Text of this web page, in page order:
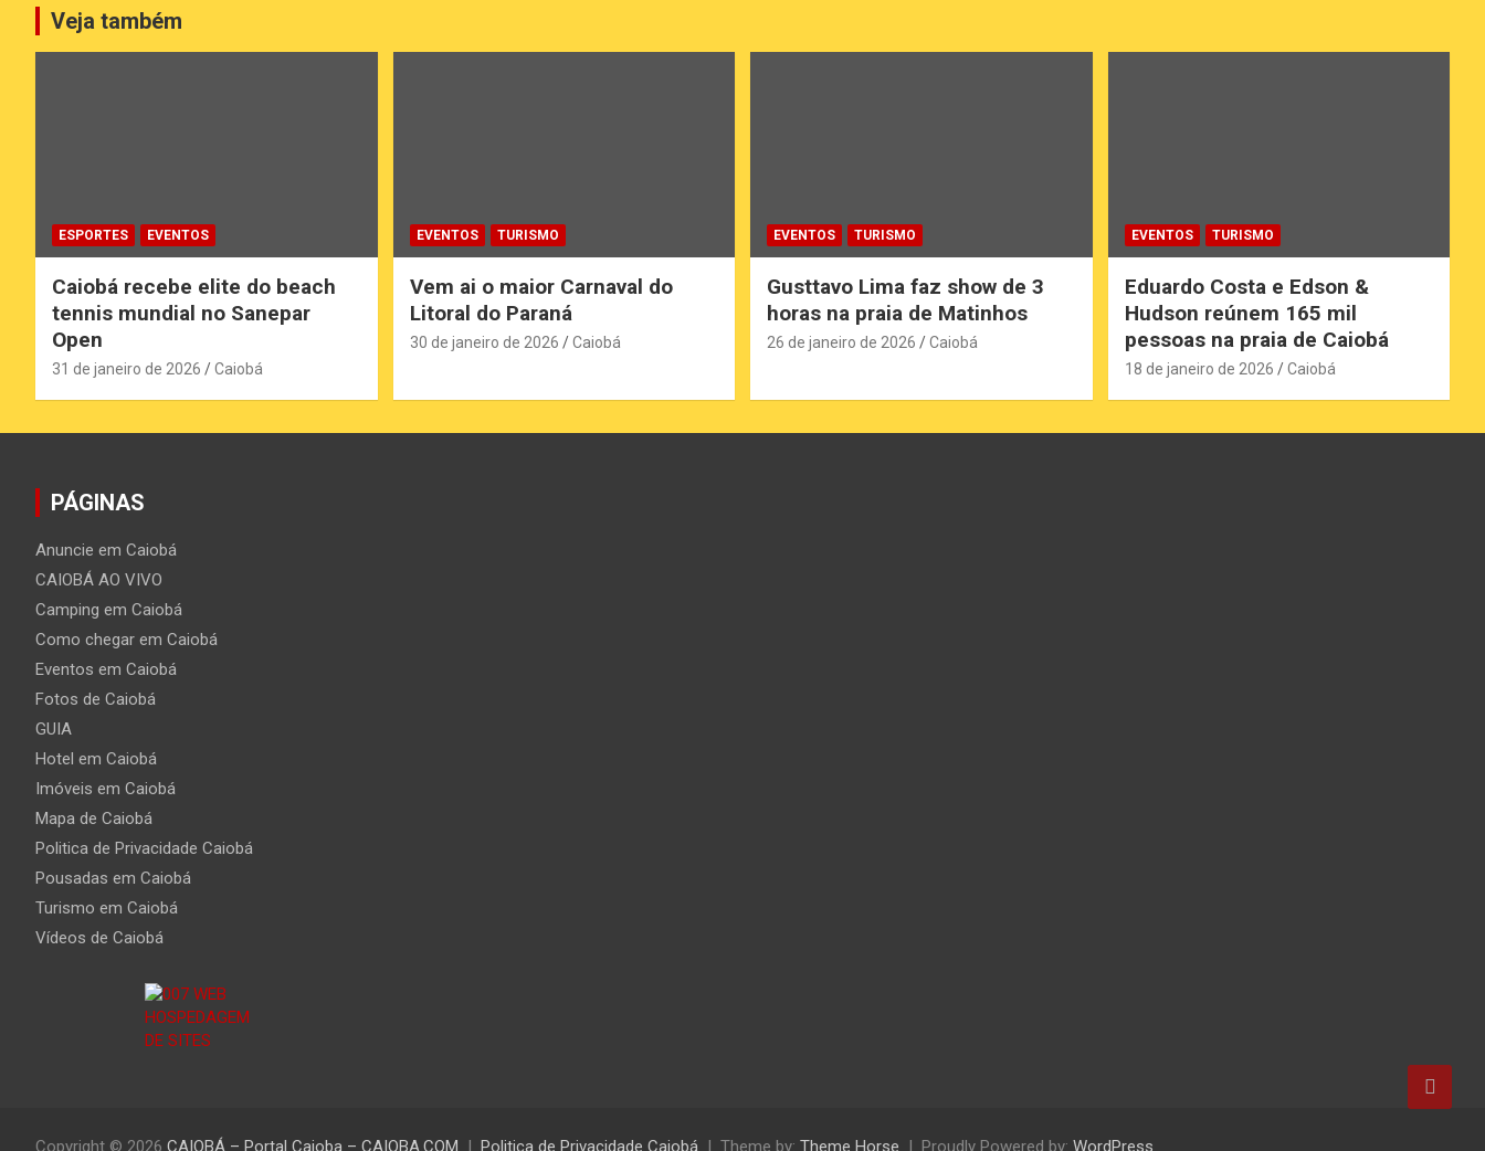
Veja também
ESPORTES EVENTOS
Caiobá recebe elite do beach
tennis mundial no Sanepar
Open
31 de janeiro de 2026 Caiobá
EVENTOS TURISMO
Vem ai o maior Carnaval do
Litoral do Paraná
30 de janeiro de 2026 Caiobá
EVENTOS TURISMO
Gusttavo Lima faz show de 3
horas na praia de Matinhos
26 de janeiro de 2026 Caiobá
EVENTOS TURISMO
Eduardo Costa e Edson &
Hudson reúnem 165 mil
pessoas na praia de Caiobá
18 de janeiro de 2026 Caiobá
PÁGINAS
Anuncie em Caiobá
CAIOBÁ AO VIVO
Camping em Caiobá
Como chegar em Caiobá
Eventos em Caiobá
Fotos de Caiobá
GUIA
Hotel em Caiobá
Imóveis em Caiobá
Mapa de Caiobá
Politica de Privacidade Caiobá
Pousadas em Caiobá
Turismo em Caiobá
Vídeos de Caiobá
Copyright © 2026 CAIOBÁ – Portal Caioba – CAIOBA.COM Politica de Privacidade Caiobá Theme by: Theme Horse Proudly Powered by: WordPress